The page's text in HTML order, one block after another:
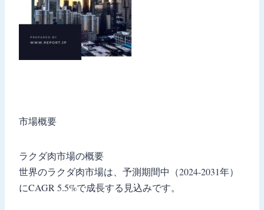
市場概要
ラクダ肉市場の概要
世界のラクダ肉市場は、予測期間中（2024-2031年）
にCAGR 5.5%で成長する見込みです。